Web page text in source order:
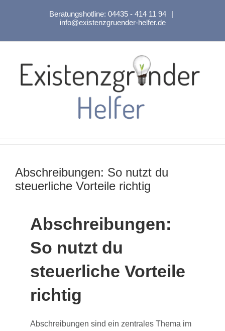
Beratungshotline: 04435 - 414 11 94
|
info@existenzgruender-helfer.de
Abschreibungen: So nutzt du
steuerliche Vorteile richtig
Abschreibungen:
So nutzt du
steuerliche Vorteile
richtig
Abschreibungen sind ein zentrales Thema im